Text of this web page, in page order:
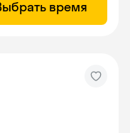
время